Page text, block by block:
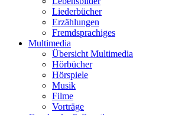
Liederbücher
Erzählungen
Fremdsprachiges
Multimedia
Übersicht Multimedia
Hörbücher
Hörspiele
Musik
Filme
Vorträge